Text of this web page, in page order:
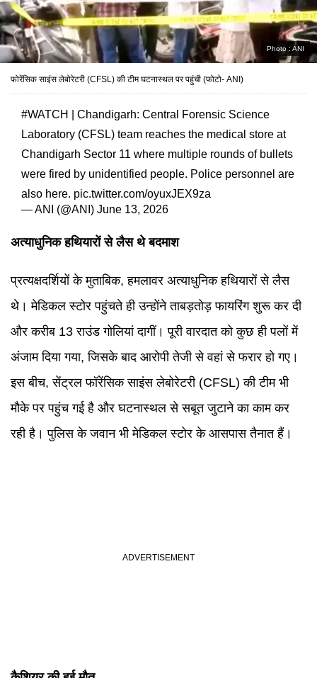
Photo : ANI
फोरेंसिक साइंस लेबोरेटरी (CFSL) की टीम घटनास्थल पर पहुंची (फोटो- ANI)
#WATCH
| Chandigarh: Central Forensic Science
Laboratory (CFSL) team reaches the medical store at
Chandigarh Sector 11 where multiple rounds of bullets
were fired by unidentified people. Police personnel are
also here. pic.twitter.com/oyuxJEX9za
— ANI (@ANI) June 13, 2026
अत्याधुनिक हथियारों से लैस थे बदमाश
प्रत्यक्षदर्शियों के मुताबिक, हमलावर अत्याधुनिक हथियारों से लैस
थे। मेडिकल स्टोर पहुंचते ही उन्होंने ताबड़तोड़ फायरिंग शुरू कर दी
और करीब 13 राउंड गोलियां दागीं। पूरी वारदात को कुछ ही पलों में
अंजाम दिया गया, जिसके बाद आरोपी तेजी से वहां से फरार हो गए।
इस बीच, सेंट्रल फॉरेंसिक साइंस लेबोरेटरी (CFSL) की टीम भी
मौके पर पहुंच गई है और घटनास्थल से सबूत जुटाने का काम कर
रही है। पुलिस के जवान भी मेडिकल स्टोर के आसपास तैनात हैं।